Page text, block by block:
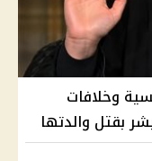
وخلافات
بقتل والدتها